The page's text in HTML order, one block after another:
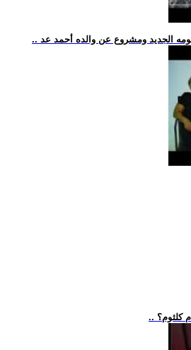
الجديد ومشروع عن والده أحمد عد
كلثوم؟